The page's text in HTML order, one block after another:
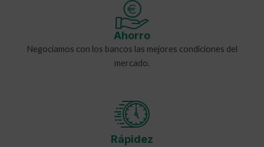
Ahorro
Negociamos con los bancos las mejores condiciones del
mercado.
Rápidez